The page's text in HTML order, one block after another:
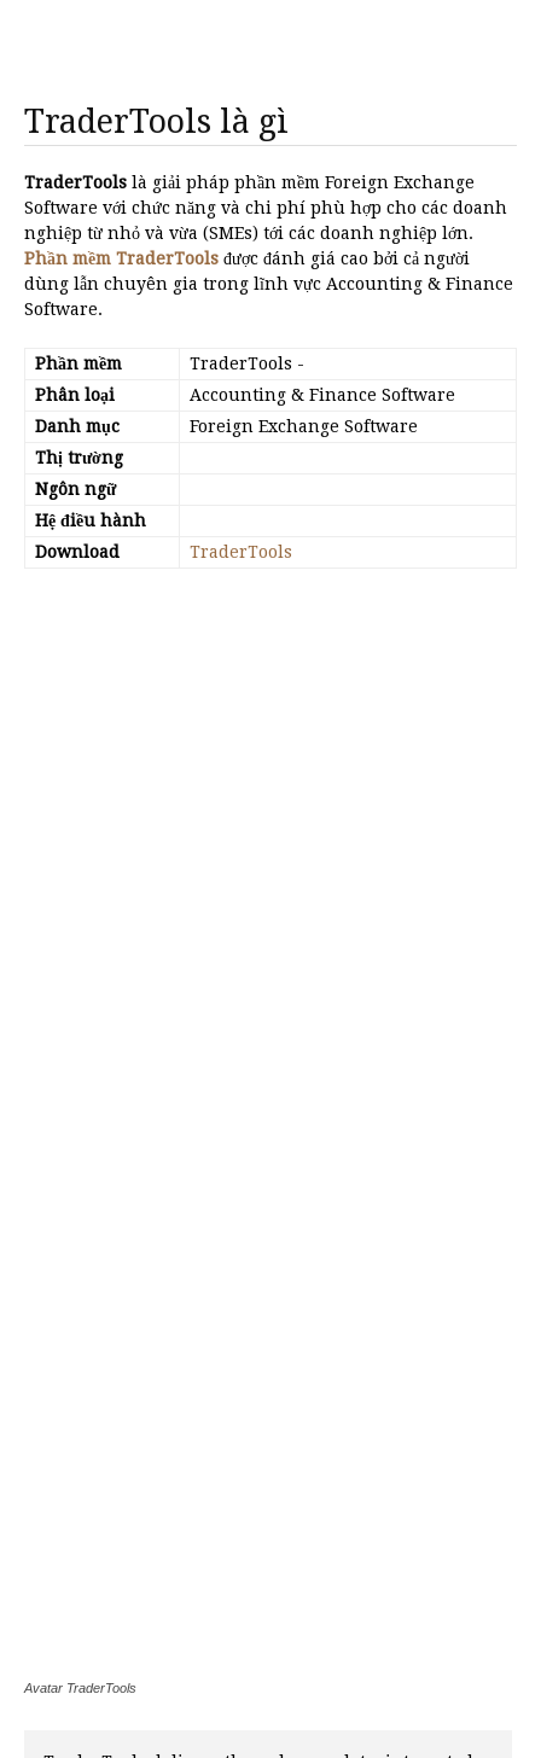
TraderTools là gì
TraderTools là giải pháp phần mềm Foreign Exchange
Software với chức năng và chi phí phù hợp cho các doanh
nghiệp từ nhỏ và vừa (SMEs) tới các doanh nghiệp lớn.
Phần mềm TraderTools được đánh giá cao bởi cả người
dùng lẫn chuyên gia trong lĩnh vực Accounting & Finance
Software.
Phần mềm TraderTools -
Phân loại
Accounting & Finance Software
Danh mục
Foreign Exchange Software
Thị trường
Ngôn ngữ
Hệ điều hành
Download
TraderTools
Avatar TraderTools